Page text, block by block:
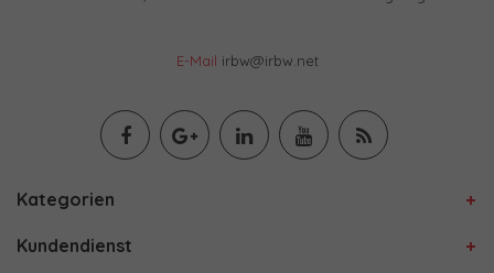
E-Mail irbw@irbw.net
Kategorien
Kundendienst